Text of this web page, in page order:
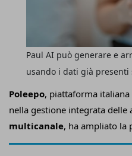
Poleepo, piattaforma
nella gestione integrata delle
multicanale, ha ampliato la
con il lancio diPaul AI, un
Paul AI può generare e
usando i dati già